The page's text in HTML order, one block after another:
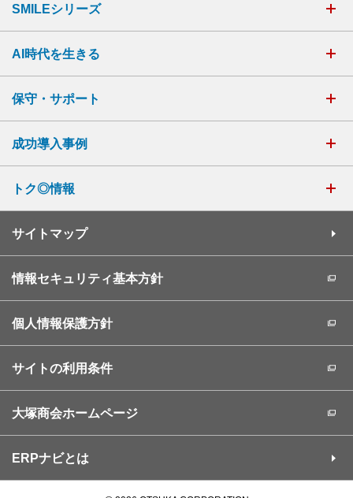
SMILEシリーズ
AI時代を生きる
保守・サポート
成功導入事例
トク◎情報
サイトマップ
情報セキュリティ基本方針
個人情報保護方針
サイトの利用条件
大塚商会ホームページ
ERPナビとは